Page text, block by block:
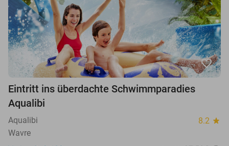
favorite_border
Eintritt ins überdachte Schwimmparadies
Aqualibi
Aqualibi 8.2 star
Wavre